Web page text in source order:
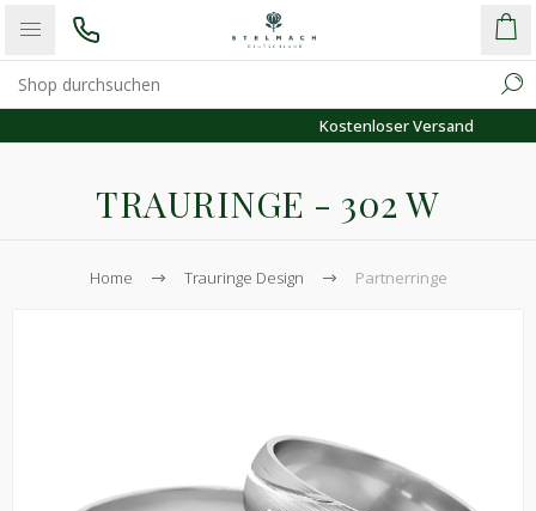
Kostenloser Versand
TRAURINGE - 302 W
Home Trauringe Design Partnerringe